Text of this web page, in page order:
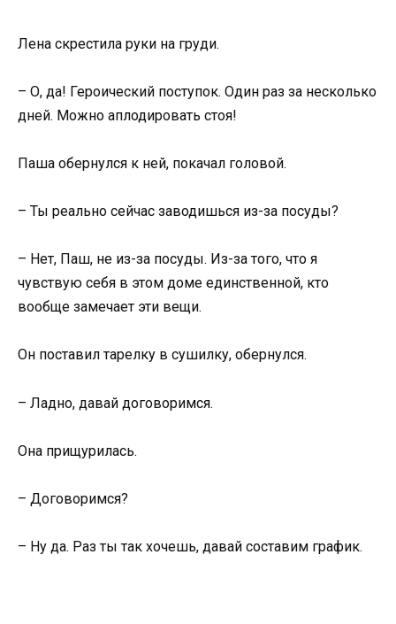
Лена скрестила руки на груди.
– О, да! Героический поступок. Один раз за несколько
дней. Можно аплодировать стоя!
Паша обернулся к ней, покачал головой.
– Ты реально сейчас заводишься из-за посуды?
– Нет, Паш, не из-за посуды. Из-за того, что я
чувствую себя в этом доме единственной, кто
вообще замечает эти вещи.
Он поставил тарелку в сушилку, обернулся.
– Ладно, давай договоримся.
Она прищурилась.
– Договоримся?
– Ну да. Раз ты так хочешь, давай составим график.